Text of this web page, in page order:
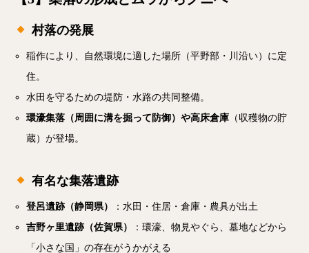
村落の発展
稲作により、自然環境に適した場所（平野部・川沿い）に定
住。
水田を守るための堤防・水路の共同整備。
環濠集落（周囲に溝を掘って防御）や高床倉庫 （収穫物の貯
蔵）が登場。
有名な集落遺跡
登呂遺跡（静岡県）
：水田・住居・倉庫・農具が出土
吉野ヶ里遺跡（佐賀県）
：環濠、物見やぐら、墓地などから
「小さな国」の存在がうかがえる